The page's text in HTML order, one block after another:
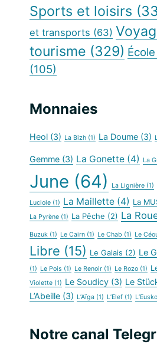
Sports et loisirs
et transports (63)
tourisme (329)
(105)
Monnaies
Heol (3) La Bizh (1) La Doume (3)
Gemme (3) La Gonette (4) La
June (64) La Lignière (1)
Luciole (1) La Maillette (4) La
La Pyrène (1) La Pêche (2) La
Buzuk (1) Le Cairn (1) Le Chab (1) Le
Libre (15) Le Galais (2) Le
(1) Le Pois (1) Le Renoir (1) Le Rozo (1)
Violette (1) Le Soudicy (3) Le
L’Abeille (3) L’Aïga (1) L’Elef (1) L’Eusko
Notre canal